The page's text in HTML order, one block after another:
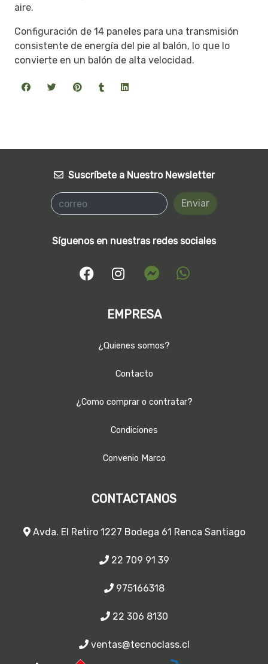
aire.
Configuración de 14 paneles para una transmisión
consistente de energía del pie al balón, lo que lo
convierte en un balón de alta velocidad.
Suscríbete a Nuestro Newsletter
Enviar
Síguenos en nuestras redes sociales
EMPRESA
¿Quienes somos?
Contacto
¿Como comprar o contratar?
Condiciones
Convenio Marco
CONTACTANOS
Avda. El Retiro 1227 Bodega 61 Renca Santiago
22 709 91 39
975166318
22 306 8130
ventas@tecnoclass.cl